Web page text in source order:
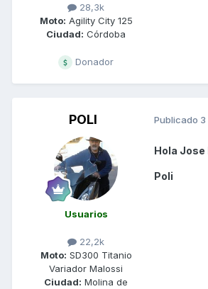
28,3k
Moto: Agility City 125
Ciudad: Córdoba
Donador
POLI
Usuarios
22,2k
Moto: SD300 Titanio
Variador Malossi
Ciudad: Molina de
Publicado 3
Hola Jose
Poli